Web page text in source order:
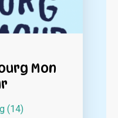
Mon
(14)